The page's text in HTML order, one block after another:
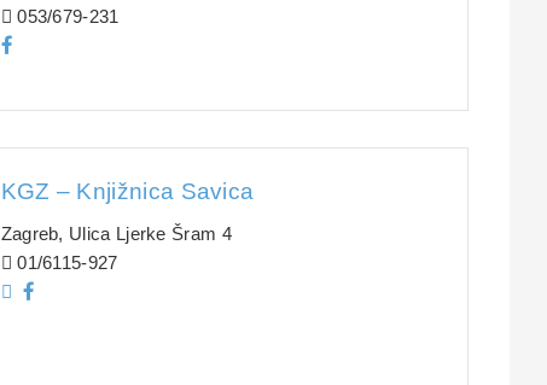
053/679-231
KGZ – Knjižnica Savica
Zagreb, Ulica Ljerke Šram 4
01/6115-927